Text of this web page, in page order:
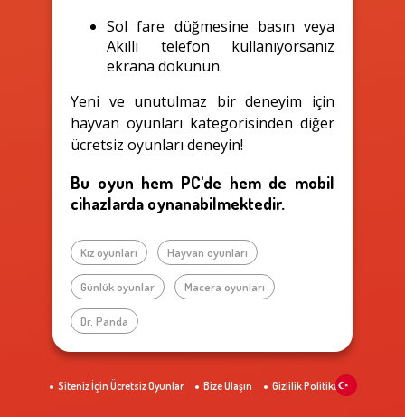
Sol fare düğmesine basın veya
Akıllı telefon kullanıyorsanız
ekrana dokunun.
Yeni ve unutulmaz bir deneyim için
hayvan oyunları kategorisinden diğer
ücretsiz oyunları deneyin!
Bu oyun hem PC'de hem de mobil
cihazlarda oynanabilmektedir.
Kız oyunları Hayvan oyunları
Günlük oyunlar Macera oyunları
Dr. Panda
Siteniz İçin Ücretsiz Oyunlar Bize Ulaşın Gizlilik Politikası